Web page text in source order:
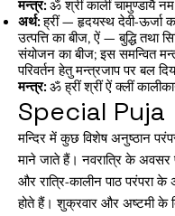
मन्त्र: ॐ श्रीं कालीं चामुण्डायै
अर्थ:ह्रीं — हृदयस्थ देवी-ऊर्जा
उत्पत्ति का बीज, ऐं — बुद्धि तथा
संयोजन का बीज; इस समन्वित
परिवर्तन हेतु मन्त्रजाप पर बल
मन्त्र: ॐ ह्रीं श्रीं ऐं क्लीं
Special Puja
मन्दिर में कुछ विशेष अनुष्ठान
माने जाते हैं। नवरात्रि के अवसर
और रात्रि-कालीन पाठ परंपरा
होते हैं। शुक्रवार और अष्टमी के